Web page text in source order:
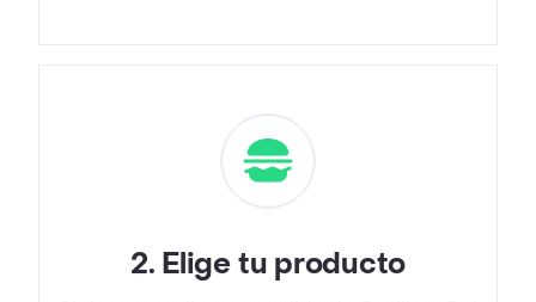
2. Elige tu producto